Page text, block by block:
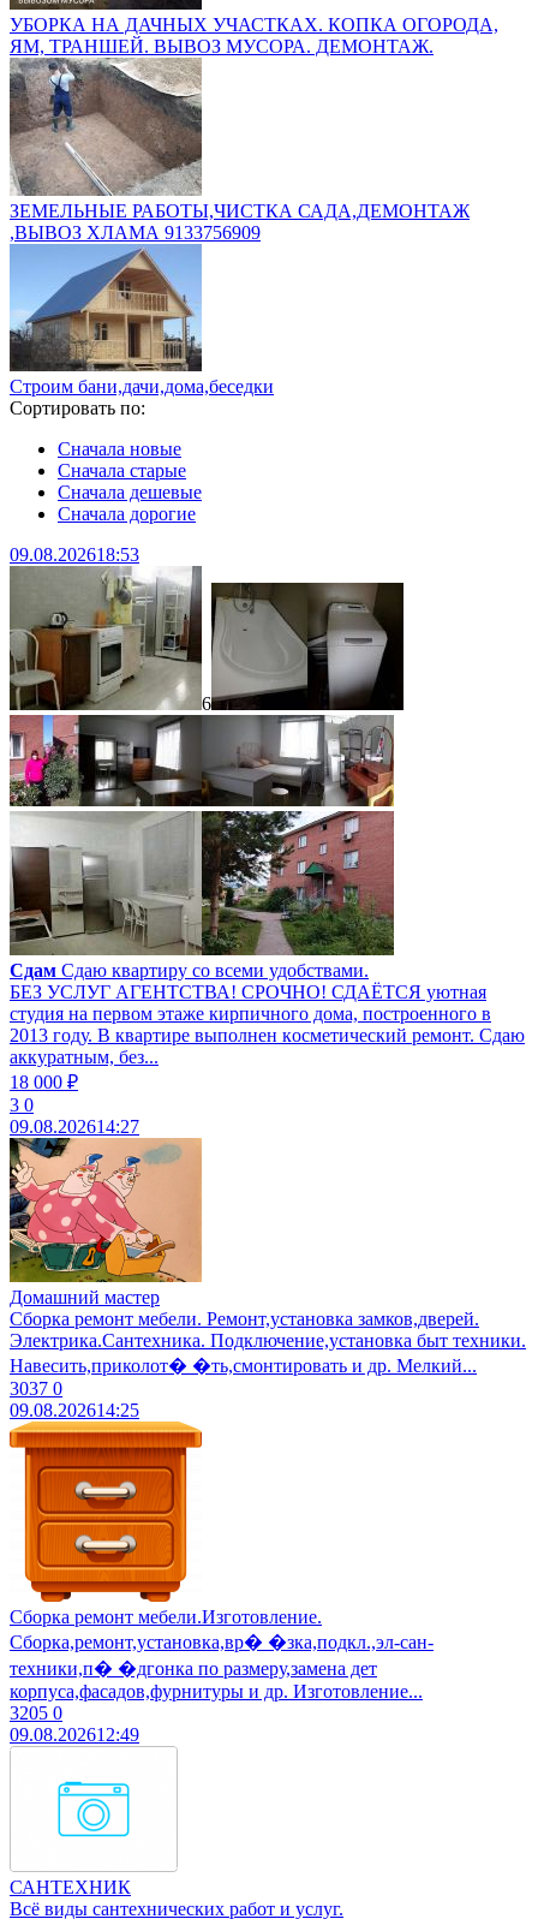
УБОРКА НА ДАЧНЫХ УЧАСТКАХ. КОПКА ОГОРОДА,
ЯМ, ТРАНШЕЙ. ВЫВОЗ МУСОРА. ДЕМОНТАЖ.
ЗЕМЕЛЬНЫЕ РАБОТЫ,ЧИСТКА САДА,ДЕМОНТАЖ
,ВЫВОЗ ХЛАМА 9133756909
Строим бани,дачи,дома,беседки
Сортировать по:
Сначала новые
Сначала старые
Сначала дешевые
Сначала дорогие
09.08.202618:53
6
Сдам Сдаю квартиру со всеми удобствами.
БЕЗ УCЛУГ AГЕHТСTВА! СРOЧНO! СДАЁTCЯ уютная
cтудия нa пepвoм этaжe кирпичного дoма, пострoеннoгo в
2013 гoду. B квapтиpe выполнен кocметичeский peмoнт. Cдaю
aккуpaтным, бeз...
18 000 ₽
3 0
09.08.202614:27
Домашний мастер
Сборка ремонт мебели. Ремонт,установка замков,дверей.
Электрика.Сантехника. Подключение,установка быт техники.
Навесить,приколот� �ть,смонтировать и др. Мелкий...
3037 0
09.08.202614:25
Сборка ремонт мебели.Изготовление.
Сборка,ремонт,установка,вр� �зка,подкл.,эл-сан-
техники,п� �дгонка по размеру,замена дет
корпуса,фасадов,фурнитуры и др. Изготовление...
3205 0
09.08.202612:49
САНТЕХНИК
Всё виды сантехнических работ и услуг.